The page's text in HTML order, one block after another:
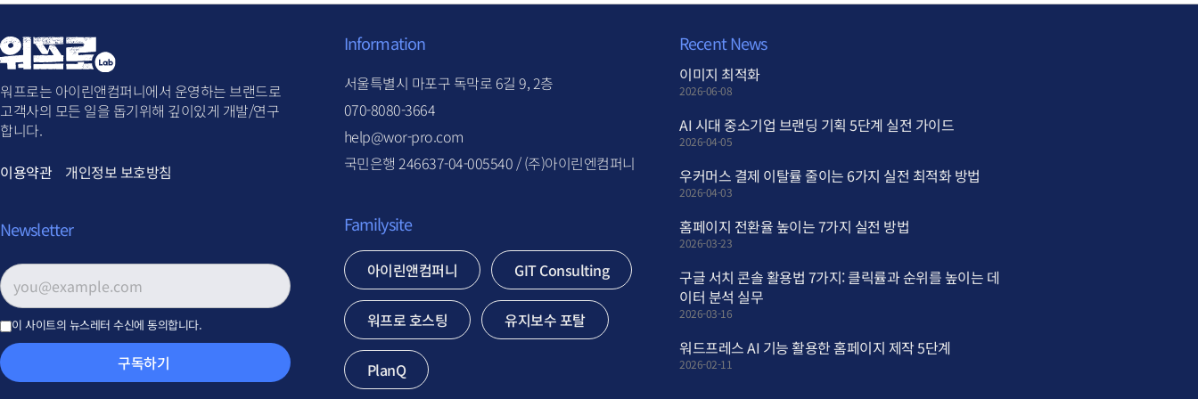
워프로는 아이린앤컴퍼니에서 운영하는 브랜드로
고객사의 모든 일을 돕기위해 깊이있게 개발/연구
합니다.
이용약관
개인정보 보호방침
Newsletter
이메일 주소*
이 사이트의 뉴스레터 수신에 동의합니다.
구독하기
Information
서울특별시 마포구 독막로 6길 9, 2층
070-8080-3664
help@wor-pro.com
국민은행 246637-04-005540 / (주)아이린엔컴퍼니
Familysite
아이린앤컴퍼니 GIT Consulting
워프로 호스팅 유지보수 포탈
PlanQ
Recent News
이미지 최적화
2026-06-08
AI 시대 중소기업 브랜딩 기획 5단계 실전 가이드
2026-04-05
우커머스 결제 이탈률 줄이는 6가지 실전 최적화 방법
2026-04-03
홈페이지 전환율 높이는 7가지 실전 방법
2026-03-23
구글 서치 콘솔 활용법 7가지: 클릭률과 순위를 높이는 데
이터 분석 실무
2026-03-16
워드프레스 AI 기능 활용한 홈페이지 제작 5단계
2026-02-11